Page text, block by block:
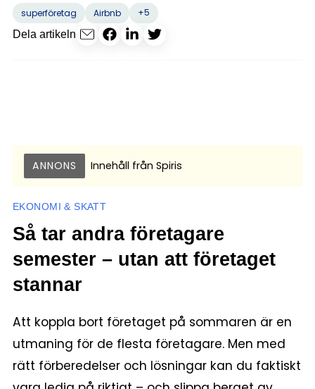
superföretag Airbnb
+5
Dela artikeln
ANNONS Innehåll från Spiris
EKONOMI & SKATT
Så tar andra företagare
semester – utan att företaget
stannar
Att koppla bort företaget på sommaren är en
utmaning för de flesta företagare. Men med
rätt förberedelser och lösningar kan du faktiskt